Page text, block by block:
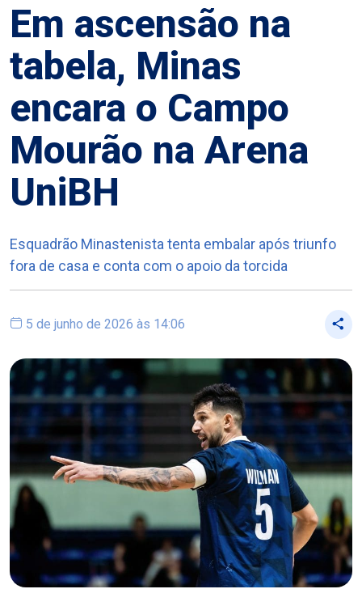
Em ascensão na
tabela, Minas
encara o Campo
Mourão na Arena
UniBH
Esquadrão Minastenista tenta embalar após triunfo
fora de casa e conta com o apoio da torcida
5 de junho de 2026 às 14:06